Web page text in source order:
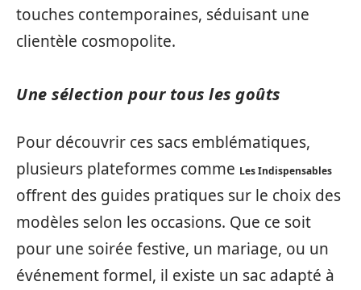
touches contemporaines, séduisant une
clientèle cosmopolite.
Une sélection pour tous les goûts
Pour découvrir ces sacs emblématiques,
plusieurs plateformes comme Les Indispensables
offrent des guides pratiques sur le choix des
modèles selon les occasions. Que ce soit
pour une soirée festive, un mariage, ou un
événement formel, il existe un sac adapté à